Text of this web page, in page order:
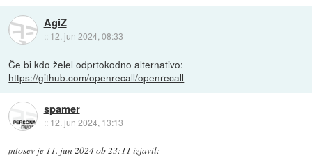
AgiZ
:: 12. jun 2024, 08:33
Če bi kdo želel odprtokodno alternativo:
https://github.com/openrecall/openrecall
spamer
:: 12. jun 2024, 13:13
mtosev je 11. jun 2024 ob 23:11 izjavil: